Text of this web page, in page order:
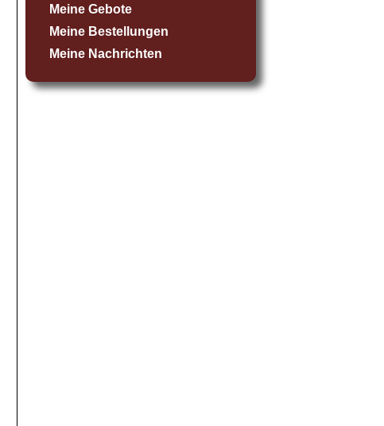
Meine Gebote
Meine Bestellungen
Meine Nachrichten